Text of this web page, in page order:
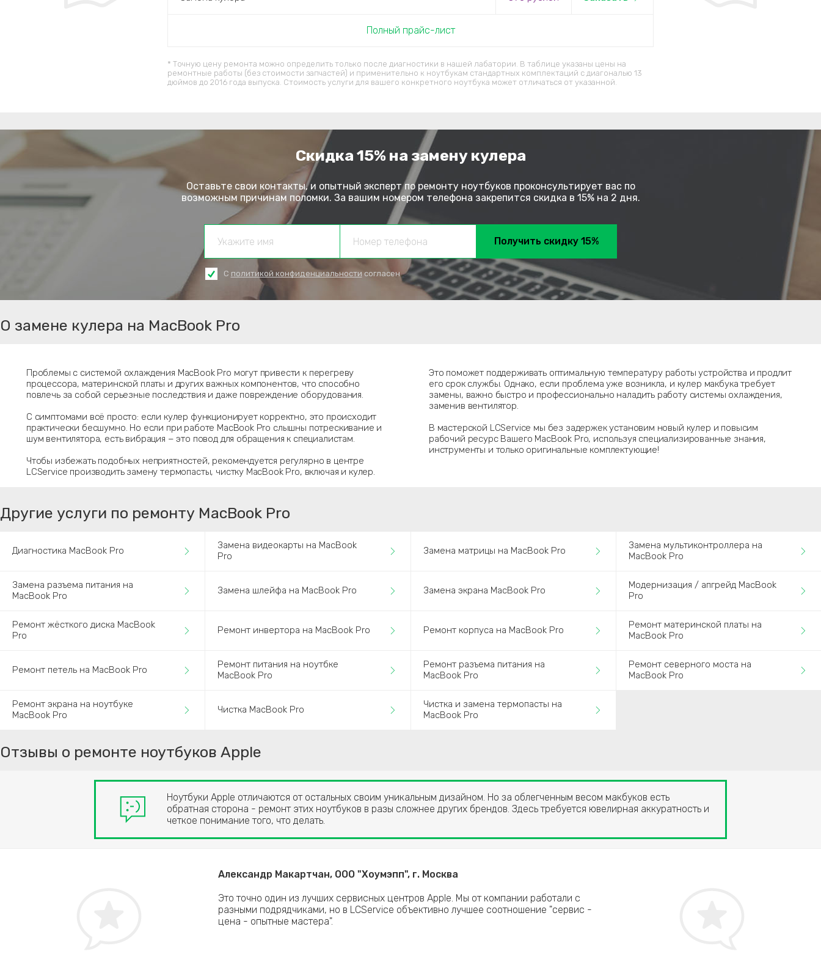
Полный прайс-лист
* Точную цену ремонта можно определить только после диагностики в нашей лабатории. В таблице указаны цены на
ремонтные работы (без стоимости запчастей) и применительно к ноутбукам стандартных комплектаций c диагональю 13
дюймов до 2016 года выпуска. Стоимость услуги для вашего конкретного ноутбука может отличаться от указанной.
Скидка 15% на замену кулера
Оставьте свои контакты, и опытный эксперт по ремонту ноутбуков проконсультирует вас по
возможным причинам поломки. За вашим номером телефона закрепится скидка в 15% на 2 дня.
Получить скидку 15%
С политикой конфиденциальностисогласен
О замене кулера на MacBook Pro
Проблемы с системой охлаждения MacBook Pro могут привести к перегреву
процессора, материнской платы и других важных компонентов, что способно
повлечь за собой серьезные последствия и даже повреждение оборудования.
С симптомами всё просто: если кулер функционирует корректно, это происходит
практически бесшумно. Но если при работе MacBook Pro слышны потрескивание и
шум вентилятора, есть вибрация − это повод для обращения к специалистам.
Чтобы избежать подобных неприятностей, рекомендуется регулярно в центре
LCService производить замену термопасты, чистку MacBook Pro, включая и кулер.
Это поможет поддерживать оптимальную температуру работы устройства и продлит
его срок службы. Однако, если проблема уже возникла, и кулер макбука требует
замены, важно быстро и профессионально наладить работу системы охлаждения,
заменив вентилятор.
В мастерской LCService мы без задержек установим новый кулер и повысим
рабочий ресурс Вашего MacBook Pro, используя специализированные знания,
инструменты и только оригинальные комплектующие!
Другие услуги по ремонту MacBook Pro
Диагностика MacBook Pro
Замена видеокарты на MacBook
Pro
Замена матрицы на MacBook Pro
Замена мультиконтроллера на
MacBook Pro
Замена разъема питания на
MacBook Pro
Замена шлейфа на MacBook Pro Замена экрана MacBook Pro
Модернизация / апгрейд MacBook
Pro
Ремонт жёсткого диска MacBook
Pro
Ремонт инвертора на MacBook Pro Ремонт корпуса на MacBook Pro
Ремонт материнской платы на
MacBook Pro
Ремонт петель на MacBook Pro
Ремонт питания на ноутбке
MacBook Pro
Ремонт разъема питания на
MacBook Pro
Ремонт северного моста на
MacBook Pro
Ремонт экрана на ноутбуке
MacBook Pro
Чистка MacBook Pro
Чистка и замена термопасты на
MacBook Pro
Отзывы о ремонте ноутбуков Apple
Ноутбуки Apple отличаются от остальных своим уникальным дизайном. Но за облегченным весом макбуков есть
обратная сторона - ремонт этих ноутбуков в разы сложнее других брендов. Здесь требуется ювелирная аккуратность и
четкое понимание того, что делать.
Александр Макартчан, ООО "Хоумэпп", г. Москва
Это точно один из лучших сервисных центров Apple. Мы от компании работали с
разными подрядчиками, но в LCService объективно лучшее соотношение "сервис -
цена - опытные мастера".